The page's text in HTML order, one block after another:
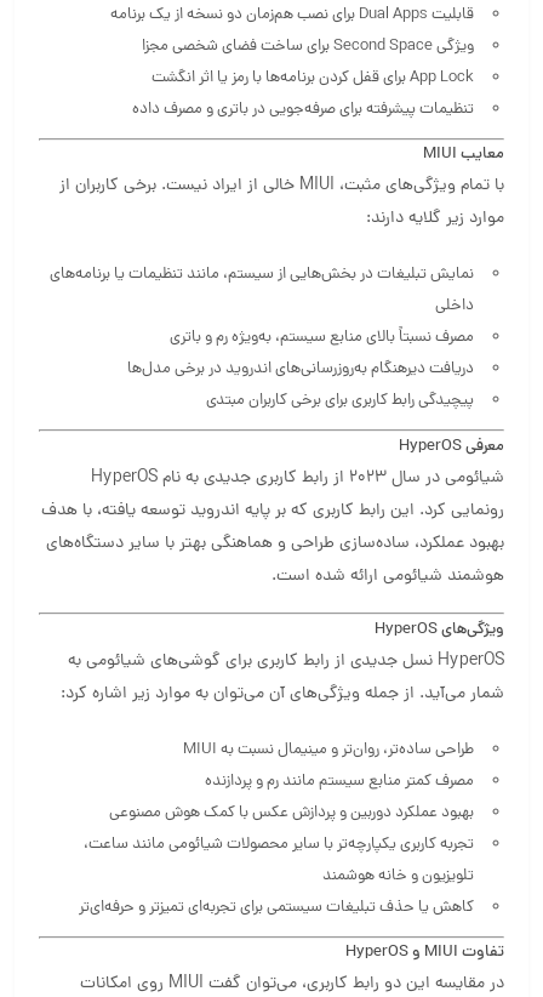
قابلیت Dual Apps برای نصب هم‌زمان دو نسخه از یک برنامه
ویژگی Second Space برای ساخت فضای شخصی مجزا
App Lock برای قفل کردن برنامه‌ها با رمز یا اثر انگشت
تنظیمات پیشرفته برای صرفه‌جویی در باتری و مصرف داده
معایب MIUI
با تمام ویژگی‌های مثبت، MIUI خالی از ایراد نیست. برخی کاربران از
موارد زیر گلایه دارند:
نمایش تبلیغات در بخش‌هایی از سیستم، مانند تنظیمات یا برنامه‌های
داخلی
مصرف نسبتاً بالای منابع سیستم، به‌ویژه رم و باتری
دریافت دیرهنگام به‌روزرسانی‌های اندروید در برخی مدل‌ها
پیچیدگی رابط کاربری برای برخی کاربران مبتدی
معرفی HyperOS
شیائومی در سال ۲۰۲۳ از رابط کاربری جدیدی به نام HyperOS
رونمایی کرد. این رابط کاربری که بر پایه اندروید توسعه یافته، با هدف
بهبود عملکرد، ساده‌سازی طراحی و هماهنگی بهتر با سایر دستگاه‌های
هوشمند شیائومی ارائه شده است.
ویژگی‌های HyperOS
HyperOS نسل جدیدی از رابط کاربری برای گوشی‌های شیائومی به
شمار می‌آید. از جمله ویژگی‌های آن می‌توان به موارد زیر اشاره کرد:
طراحی ساده‌تر، روان‌تر و مینیمال نسبت به MIUI
مصرف کمتر منابع سیستم مانند رم و پردازنده
بهبود عملکرد دوربین و پردازش عکس با کمک هوش مصنوعی
تجربه کاربری یکپارچه‌تر با سایر محصولات شیائومی مانند ساعت،
تلویزیون و خانه هوشمند
کاهش یا حذف تبلیغات سیستمی برای تجربه‌ای تمیزتر و حرفه‌ای‌تر
تفاوت MIUI و HyperOS
در مقایسه این دو رابط کاربری، می‌توان گفت MIUI روی امکانات